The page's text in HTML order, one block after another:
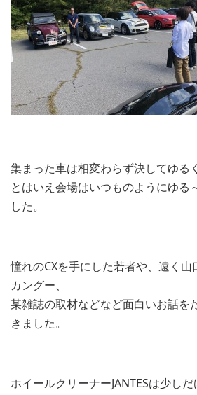
集まった車は相変わらず決してゆる
とはいえ会場はいつものようにゆる
した。
憧れのCXを手にした若者や、遠く山
カングー、
某雑誌の取材などなど面白いお話を
きました。
ホイールクリーナーJANTESは少し